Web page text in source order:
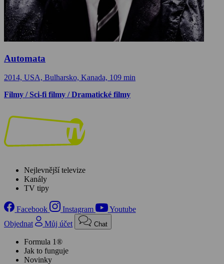
Automata
2014, USA, Bulharsko, Kanada, 109 min
Filmy / Sci-fi filmy / Dramatické filmy
Nejlevnější televize
Kanály
TV tipy
Facebook Instagram
Youtube
Objednat
Můj účet Chat
Formula 1®
Jak to funguje
Novinky